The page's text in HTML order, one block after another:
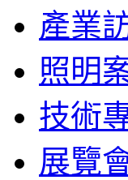
產業
照明
技術
展覽